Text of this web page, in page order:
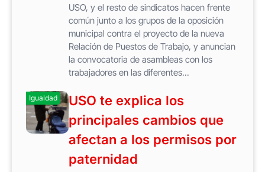
USO, y el resto de sindicatos hacen frente
común junto a los grupos de la oposición
municipal contra el proyecto de la nueva
Relación de Puestos de Trabajo, y anuncian
la convocatoria de asambleas con los
trabajadores en las diferentes...
Igualdad
USO te explica los
principales cambios que
afectan a los permisos por
paternidad